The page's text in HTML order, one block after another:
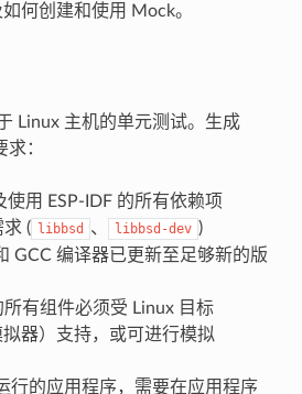
何创建和使用 Mock。
Linux 主机的单元测试。生成
：
使用 ESP-IDF 的所有依赖项
( libbsd 、 libbsd-dev )
GCC 编译器已更新至足够新的版
有组件必须受 Linux 目标
拟器）支持，或可进行模拟
行的应用程序，需要在应用程序